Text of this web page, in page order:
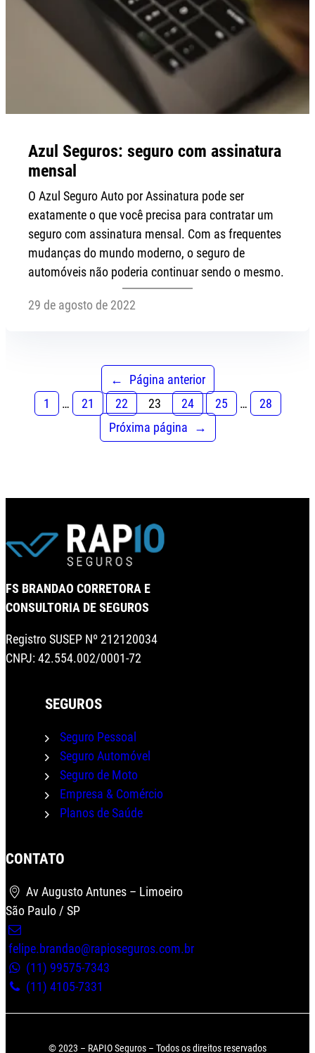
Azul Seguros: seguro com assinatura
mensal
O Azul Seguro Auto por Assinatura pode ser
exatamente o que você precisa para contratar um
seguro com assinatura mensal. Com as frequentes
mudanças do mundo moderno, o seguro de
automóveis não poderia continuar sendo o mesmo.
29 de agosto de 2022
←
Página anterior
1
… 21 22 23 24 25 …
28
Próxima página
→
FS BRANDAO CORRETORA E
CONSULTORIA DE SEGUROS
Registro SUSEP Nº 212120034
CNPJ: 42.554.002/0001-72
SEGUROS
Seguro Pessoal
Seguro Automóvel
Seguro de Moto
Empresa & Comércio
Planos de Saúde
CONTATO
Av Augusto Antunes – Limoeiro
São Paulo / SP
felipe.brandao@rapioseguros.com.br
(11) 99575-7343
(11) 4105-7331
© 2023 – RAPIO Seguros – Todos os direitos reservados